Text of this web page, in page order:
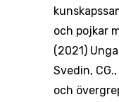
och pojkar
(2021)
Svedin,
och